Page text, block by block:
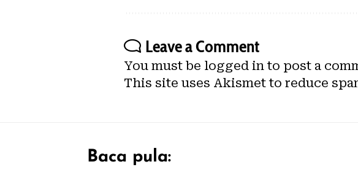
Leave a Comment
You must be logged in to post a
This site uses Akismet to reduce
Baca pula: